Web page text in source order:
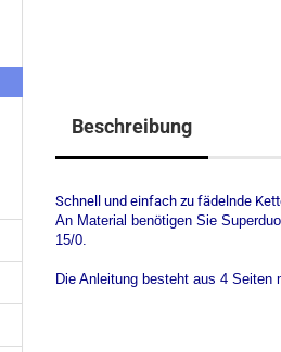
Beschreibung
Schnell und einfach zu fädelnde
An Material benötigen Sie
15/0.
Die Anleitung besteht aus 4 Seiten